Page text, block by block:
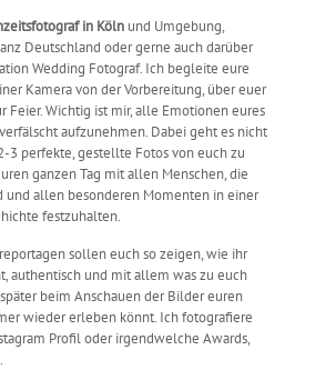
in Köln und Umgebung,
Deutschland oder gerne auch darüber
Wedding Fotograf. Ich begleite eure
Kamera von der Vorbereitung, über euer
Feier. Wichtig ist mir, alle Emotionen eures
aufzunehmen. Dabei geht es nicht
3 perfekte, gestellte Fotos von euch zu
ganzen Tag mit allen Menschen, die
und allen besonderen Momenten in einer
festzuhalten.
sollen euch so zeigen, wie ihr
authentisch und mit allem was zu euch
beim Anschauen der Bilder euren
wieder erleben könnt. Ich fotografiere
Profil oder irgendwelche Awards,